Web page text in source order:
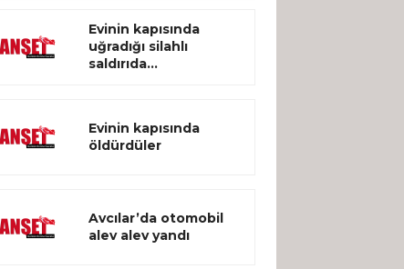
Evinin kapısında
uğradığı silahlı
saldırıda...
Evinin kapısında
öldürdüler
Avcılar’da otomobil
alev alev yandı